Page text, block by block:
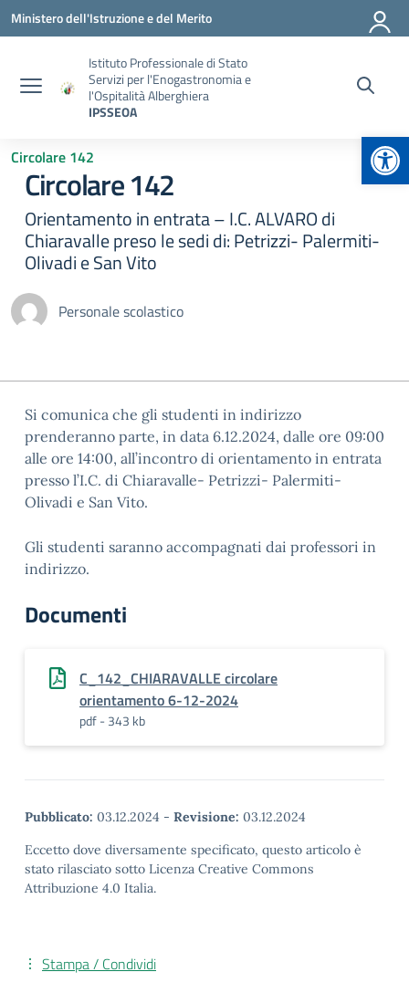
Vai ai contenuti
Vai al menu di navigazione
Vai al footer
Ministero dell'Istruzione e del Merito
Istituto Professionale di Stato
Servizi per l'Enogastronomia e
l'Ospitalità Alberghiera
IPSSEOA
Circolare 142
Circolare 142
Orientamento in entrata – I.C. ALVARO di
Chiaravalle preso le sedi di: Petrizzi- Palermiti-
Olivadi e San Vito
Personale scolastico
Si comunica che gli studenti in indirizzo
prenderanno parte, in data 6.12.2024, dalle ore 09:00
alle ore 14:00, all’incontro di orientamento in entrata
presso l’I.C. di Chiaravalle- Petrizzi- Palermiti-
Olivadi e San Vito.
Gli studenti saranno accompagnati dai professori in
indirizzo.
Documenti
C_142_CHIARAVALLE circolare
orientamento 6-12-2024
pdf - 343 kb
Pubblicato: 03.12.2024 - Revisione: 03.12.2024
Eccetto dove diversamente specificato, questo articolo è
stato rilasciato sotto Licenza Creative Commons
Attribuzione 4.0 Italia.
Stampa / Condividi